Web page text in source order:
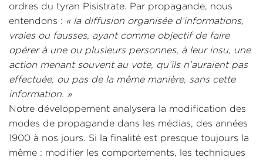
ordres du tyran Pisistrate. Par propagande, nous
entendons : « la diffusion organisée d’informations,
vraies ou fausses, ayant comme objectif de faire
opérer à une ou plusieurs personnes, à leur insu, une
action menant souvent au vote, qu’ils n’auraient pas
effectuée, ou pas de la même manière, sans cette
information. »
Notre développement analysera la modification des
modes de propagande dans les médias, des années
1900 à nos jours. Si la finalité est presque toujours la
même : modifier les comportements, les techniques